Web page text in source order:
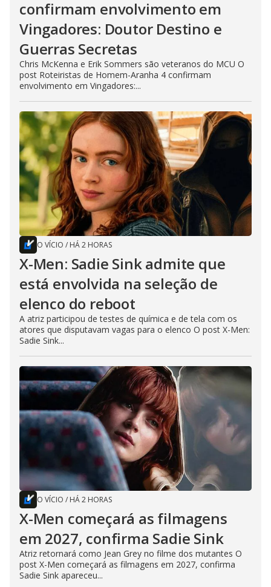
confirmam envolvimento em
Vingadores: Doutor Destino e
Guerras Secretas
Chris McKenna e Erik Sommers são veteranos do MCU O
post Roteiristas de Homem-Aranha 4 confirmam
envolvimento em Vingadores:...
O VÍCIO / HÁ 2 HORAS
X-Men: Sadie Sink admite que
está envolvida na seleção de
elenco do reboot
A atriz participou de testes de química e de tela com os
atores que disputavam vagas para o elenco O post X-Men:
Sadie Sink...
O VÍCIO / HÁ 2 HORAS
X-Men começará as filmagens
em 2027, confirma Sadie Sink
Atriz retornará como Jean Grey no filme dos mutantes O
post X-Men começará as filmagens em 2027, confirma
Sadie Sink apareceu...